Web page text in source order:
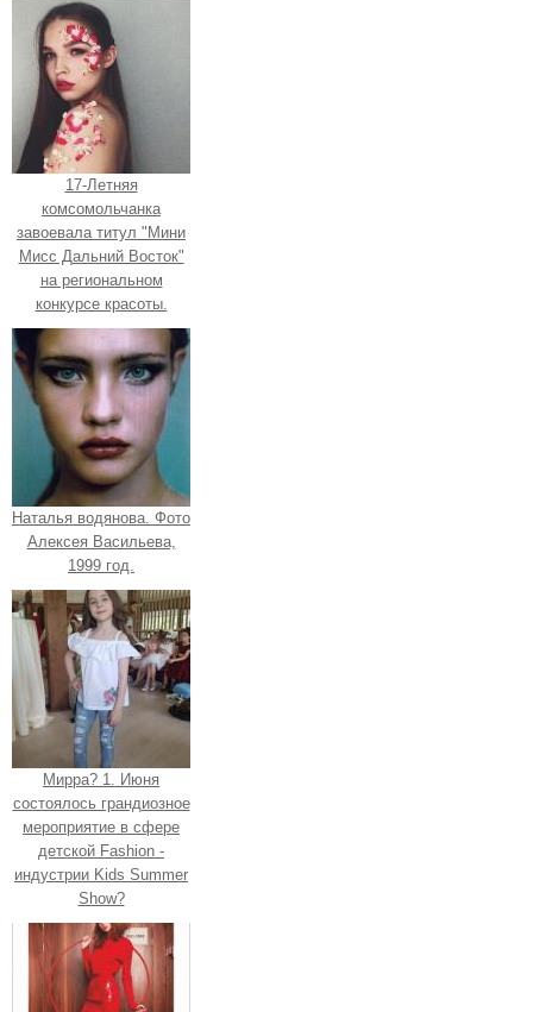
17-Летняя
комсомольчанка
завоевала титул "Мини
Мисс Дальний Восток"
на региональном
конкурсе красоты.
Наталья водянова. Фото
Алексея Васильева,
1999 год.
Мирра? 1. Июня
состоялось грандиозное
мероприятие в сфере
детской Fashion -
индустрии Kids Summer
Show?